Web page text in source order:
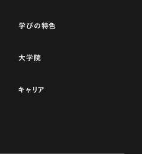
学びの特色
大学院
キャリア